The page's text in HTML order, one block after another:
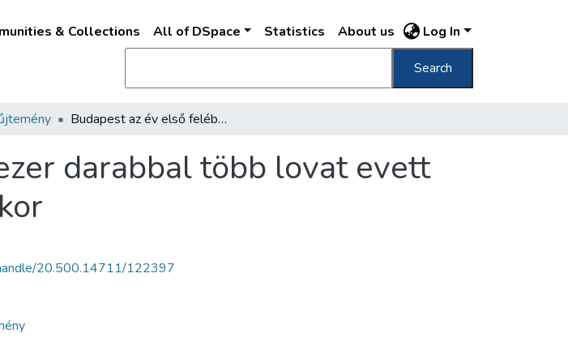
& Collections All of DSpace Statistics About us Log In
Search
Budapest az év első felében ezer darabbal több lovat evett meg, mint a mult évben ilyenkor
darabbal több lovat evett
20.500.14711/122397